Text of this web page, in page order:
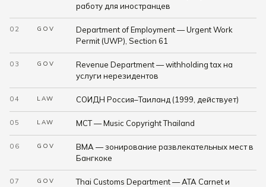
работу для иностранцев
02 GOV
Department of Employment — Urgent Work
Permit (UWP), Section 61
03 GOV
Revenue Department — withholding tax на
услуги нерезидентов
04 LAW СОИДН Россия–Таиланд (1999, действует)
05 LAW MCT — Music Copyright Thailand
06 GOV
BMA — зонирование развлекательных мест в
Бангкоке
07 GOV
Thai Customs Department — ATA Carnet и